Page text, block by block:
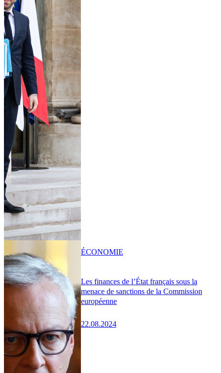
Les finances de l’État français sous la
menace de sanctions de la Commission
européenne
22.08.2024
ÉCONOMIE